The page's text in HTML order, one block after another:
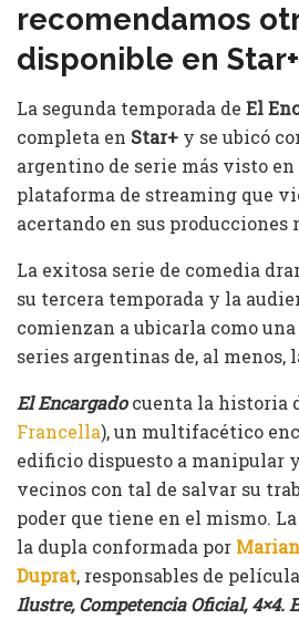
recomendamos
disponible en
La segunda temporada de El
completa en Star+ y se ubicó
argentino de serie más visto
plataforma de streaming que
acertando en sus producciones
La exitosa serie de comedia
su tercera temporada y la
comienzan a ubicarla como
series argentinas de, al menos,
El Encargadocuenta la historia
Francella), un multifacético
edificio dispuesto a manipular
vecinos con tal de salvar su
poder que tiene en el mismo.
la dupla conformada por
Duprat, responsables de
Ilustre, Competencia Oficial, 4×4.